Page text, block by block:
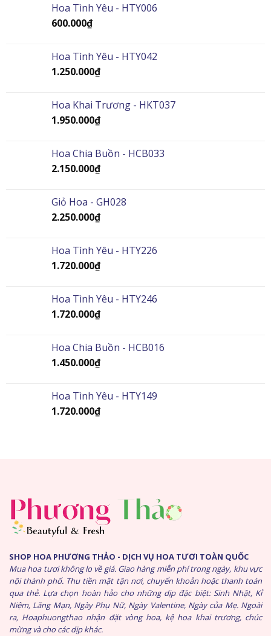
Hoa Tình Yêu - HTY006
600.000₫
Hoa Tình Yêu - HTY042
1.250.000₫
Hoa Khai Trương - HKT037
1.950.000₫
Hoa Chia Buồn - HCB033
2.150.000₫
Giỏ Hoa - GH028
2.250.000₫
Hoa Tình Yêu - HTY226
1.720.000₫
Hoa Tình Yêu - HTY246
1.720.000₫
Hoa Chia Buồn - HCB016
1.450.000₫
Hoa Tình Yêu - HTY149
1.720.000₫
SHOP HOA PHƯƠNG THẢO - DỊCH VỤ HOA TƯƠI TOÀN QUỐC
Mua hoa tươi không lo về giá. Giao hàng miễn phí trong ngày, khu vực
nội thành phố. Thu tiền mặt tận nơi, chuyển khoản hoặc thanh toán
qua thẻ. Lựa chọn hoàn hảo cho những dịp đặc biệt: Sinh Nhật, Kỉ
Niệm, Lãng Mạn, Ngày Phụ Nữ, Ngày Valentine, Ngày của Mẹ. Ngoài
ra, Hoaphuongthao nhận đặt vòng hoa, kệ hoa khai trương, chúc
mừng và cho các dịp khác.